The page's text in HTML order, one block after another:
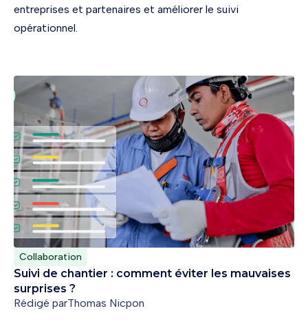
entreprises et partenaires et améliorer le suivi
opérationnel.
Collaboration
Suivi de chantier : comment éviter les mauvaises
surprises ?
Rédigé parThomas Nicpon